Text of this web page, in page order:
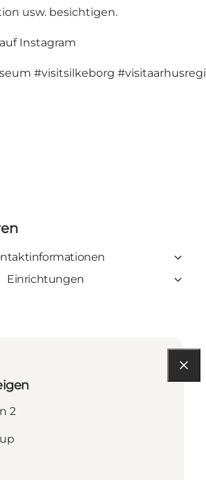
usw. besichtigen.
Instagram
#visitsilkeborg
Einrichtungen
2